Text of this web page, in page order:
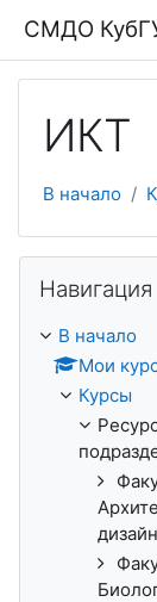
СМДО
ИКТ
В начало
Навигация
В начало
Мои
Курсы